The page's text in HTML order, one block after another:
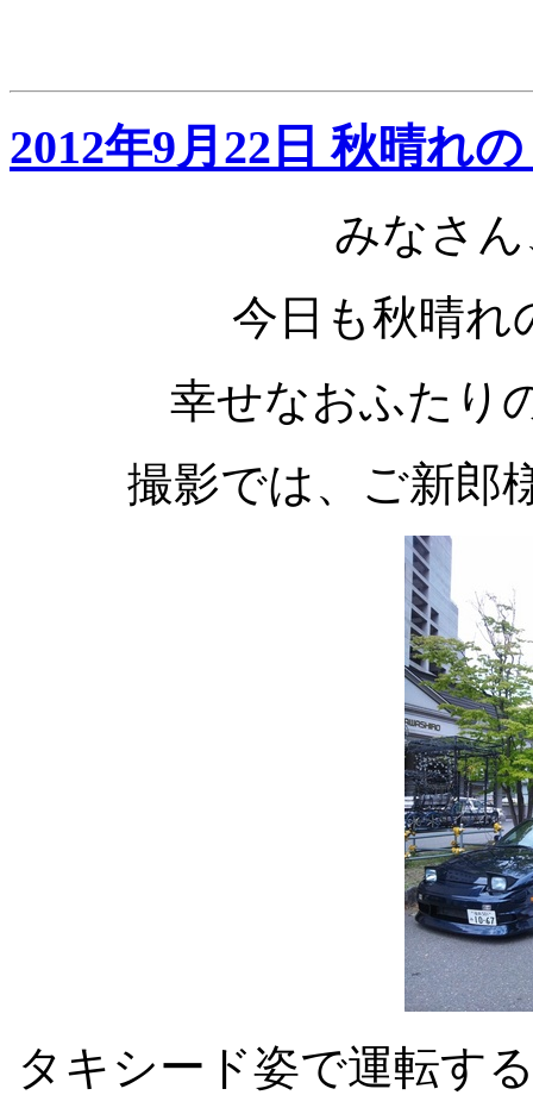
2012年9月22日 秋晴れ
みなさ
今日も秋晴れ
幸せなおふたり
撮影では、ご新郎
タキシード姿で運転す